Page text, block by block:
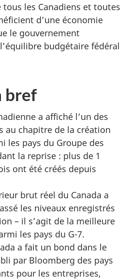
les Canadiens et toutes
d’une économie
le gouvernement
budgétaire fédéral
bref
a affiché l’un des
au chapitre de la création
les pays du Groupe des
la reprise : plus de 1
ont été créés depuis
brut réel du Canada a
les niveaux enregistrés
– il s’agit de la meilleure
les pays du G-7.
a fait un bond dans le
par Bloomberg des pays
pour les entreprises,